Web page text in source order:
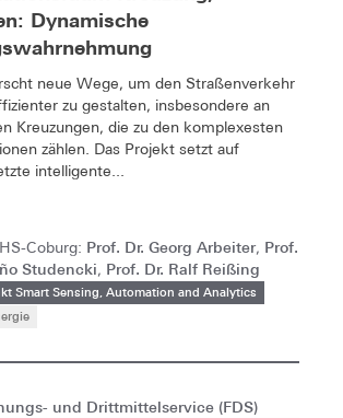
Dynamische
neue Wege, um den Straßenverkehr
zu gestalten, insbesondere an
Kreuzungen, die zu den komplexesten
zählen. Das Projekt setzt auf
intelligente...
Coburg: Prof. Dr. Georg Arbeiter, Prof.
Studencki, Prof. Dr. Ralf Reißing
Smart Sensing, Automation and Analytics
und Drittmittelservice (FDS)